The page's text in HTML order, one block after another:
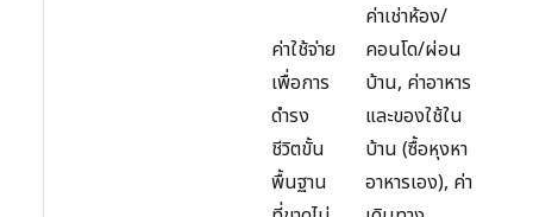
ค่าใช้จ่าย
เพื่อการ
ดำรง
ชีวิตขั้น
พื้นฐาน
ค่าเช่าห้อง/
คอนโด/ผ่อน
บ้าน, ค่าอาหาร
และของใช้ใน
บ้าน (ซื้อหุงหา
อาหารเอง), ค่า